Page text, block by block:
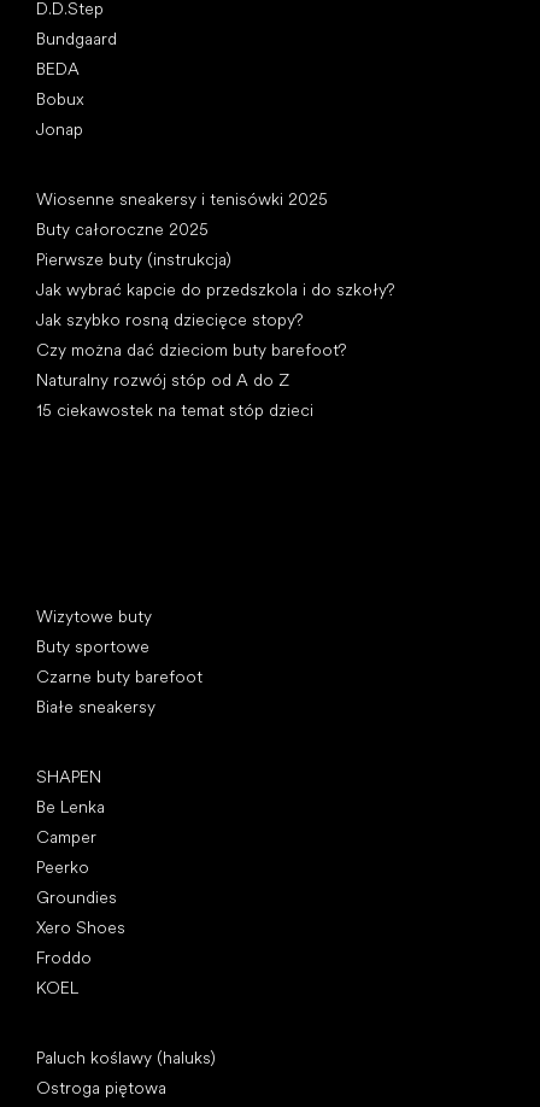
D.D.Step
Bundgaard
BEDA
Bobux
Jonap
Wiosenne sneakersy i tenisówki 2025
Buty całoroczne 2025
Pierwsze buty (instrukcja)
Jak wybrać kapcie do przedszkola i do szkoły?
Jak szybko rosną dziecięce stopy?
Czy można dać dzieciom buty barefoot?
Naturalny rozwój stóp od A do Z
15 ciekawostek na temat stóp dzieci
Wizytowe buty
Buty sportowe
Czarne buty barefoot
Białe sneakersy
SHAPEN
Be Lenka
Camper
Peerko
Groundies
Xero Shoes
Froddo
KOEL
Paluch koślawy (haluks)
Ostroga piętowa